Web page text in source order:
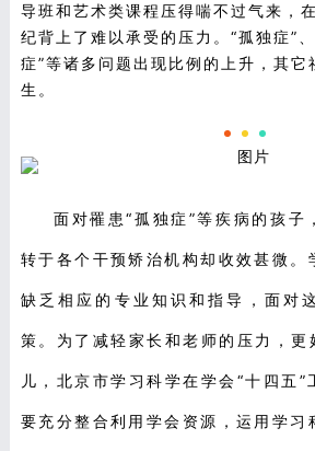
导班和艺术类课程压得喘不过气来，
纪背上了难以承受的压力。“孤独症”
症”等诸多问题出现比例的上升，其它
生。
面对罹患“孤独症”等疾病的孩子
转于各个干预矫治机构却收效甚微。
缺乏相应的专业知识和指导，面对
策。为了减轻家长和老师的压力，更
儿，北京市学习科学在学会“十四五”
要充分整合利用学会资源，运用学习